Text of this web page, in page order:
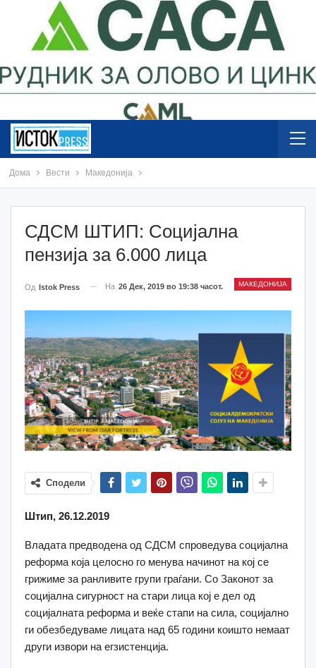
Дома Вести Македонија
СДСМ ШТИП: Социјална
пензија за 6.000 лица
МАКЕДОНИЈА
Од Istok Press На 26 Дек, 2019 во 19:38 часот.
Сподели
Штип, 26.12.2019
Владата предводена од СДСМ спроведува социјална
реформа која целосно го менува начинот на кој се
грижиме за ранливите групи граѓани. Со Законот за
социјална сигурност на стари лица кој е дел од
социјалната реформа и веќе стапи на сила, социјално
ги обезбедуваме лицата над 65 години коишто немаат
други извори на егзистенција.